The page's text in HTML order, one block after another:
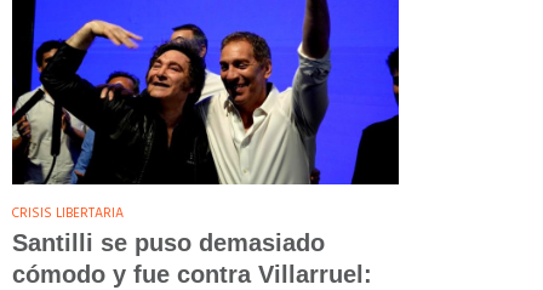
CRISIS LIBERTARIA
Santilli se puso demasiado
cómodo y fue contra Villarruel: